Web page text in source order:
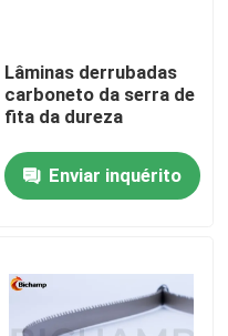
da serra de fita
Lâminas derrubadas
carboneto da serra de
fita da dureza
Enviar inquérito